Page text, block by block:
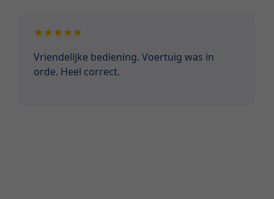
Vriendelijke bediening. Voertuig was in
orde. Heel correct.